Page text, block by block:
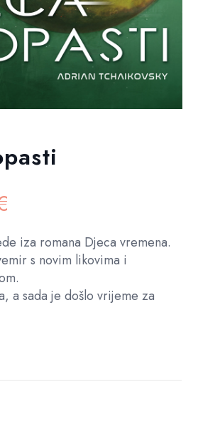
€.
je:
17,99 €.
iza romana Djeca vremena.
s novim likovima i
a sada je došlo vrijeme za